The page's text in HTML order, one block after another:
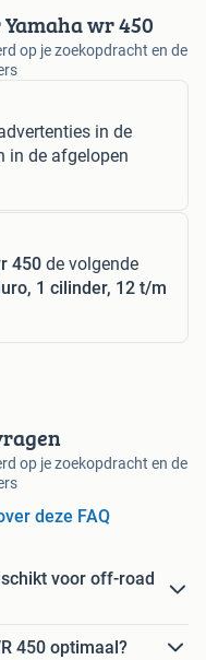
wr 450
op je zoekopdracht en de
in de
in de afgelopen
450 de volgende
1 cilinder, 12 t/m
op je zoekopdracht en de
deze FAQ
voor off-road
450 optimaal?